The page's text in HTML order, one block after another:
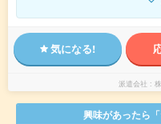
気になる!
派遣会社
興味があったら